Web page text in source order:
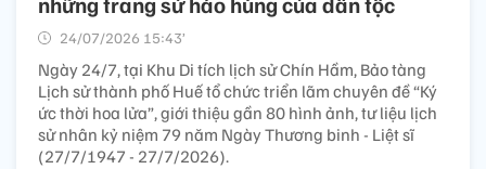
24/07/2026 15:43’
Ngày 24/7, tại Khu Di tích lịch sử Chín Hầm, Bảo tàng
Lịch sử thành phố Huế tổ chức triển lãm chuyên đề “Ký
ức thời hoa lửa”, giới thiệu gần 80 hình ảnh, tư liệu lịch
sử nhân kỷ niệm 79 năm Ngày Thương binh - Liệt sĩ
(27/7/1947 - 27/7/2026).